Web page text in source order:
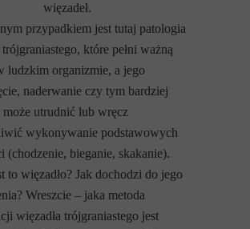
więzadeł.
przypadkiem jest tutaj patologia
trójgraniastego, które pełni ważną
ludzkim organizmie, a jego
naderwanie czy tym bardziej
może utrudnić lub wręcz
wykonywanie podstawowych
(chodzenie, bieganie, skakanie).
to więzadło? Jak dochodzi do jego
Wreszcie – jaka metoda
więzadła trójgraniastego jest